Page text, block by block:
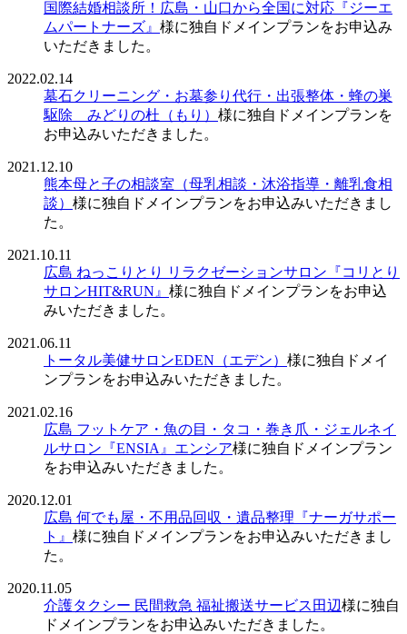
国際結婚相談所！広島・山口から全国に対応『ジーエ
ムパートナーズ』 様に独自ドメインプランをお申込み
いただきました。
2022.02.14
墓石クリーニング・お墓参り代行・出張整体・蜂の巣
駆除 みどりの杜（もり） 様に独自ドメインプランを
お申込みいただきました。
2021.12.10
熊本母と子の相談室（母乳相談・沐浴指導・離乳食相
談） 様に独自ドメインプランをお申込みいただきまし
た。
2021.10.11
広島 ねっこりとり リラクゼーションサロン『コリとり
サロンHIT&RUN』 様に独自ドメインプランをお申込
みいただきました。
2021.06.11
トータル美健サロンEDEN（エデン） 様に独自ドメイ
ンプランをお申込みいただきました。
2021.02.16
広島 フットケア・魚の目・タコ・巻き爪・ジェルネイ
ルサロン『ENSIA』エンシア様に独自ドメインプラン
をお申込みいただきました。
2020.12.01
広島 何でも屋・不用品回収・遺品整理『ナーガサポー
ト』 様に独自ドメインプランをお申込みいただきまし
た。
2020.11.05
介護タクシー 民間救急 福祉搬送サービス田辺様に独自
ドメインプランをお申込みいただきました。